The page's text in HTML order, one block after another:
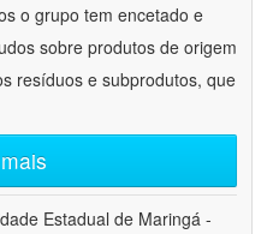
o grupo tem encetado e
sobre produtos de origem
resíduos e subprodutos, que
Estadual de Maringá -